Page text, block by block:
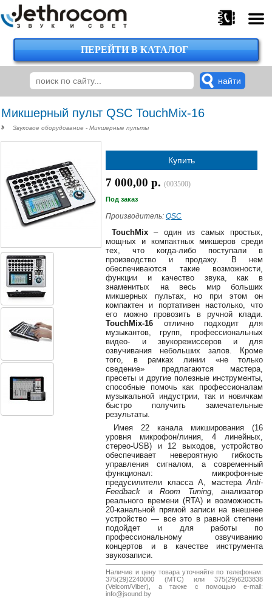
375
224-
00-
375
29
620-
38-
38
8
0162
25-
38
jsound.by
jsoundby
Наши
группы
в
соцсетях:
ПЕРЕЙТИ В КАТАЛОГ
Микшерный пульт QSC TouchMix-16
Звуковое оборудование - Микшерные пульты
Купить
7 000,00 р.(003500)
Под заказ
Производитель:QSC
TouchMix– один из самых простых,
мощных и компактных микшеров среди
тех, что когда-либо поступали в
производство и продажу. В нем
обеспечиваются такие возможности,
функции и качество звука, как в
знаменитых на весь мир больших
микшерных пультах, но при этом он
компактен и портативен настолько, что
его можно провозить в ручной клади.
TouchMix-16 отлично подходит для
музыкантов, групп, профессиональных
видео- и звукорежиссеров и для
озвучивания небольших залов. Кроме
того, в рамках линии «не только
сведение» предлагаются мастера,
пресеты и другие полезные инструменты,
способные помочь как профессионалам
музыкальной индустрии, так и новичкам
быстро получить замечательные
результаты.
Имея 22 канала микширования (16
уровня микрофон/линия, 4 линейных,
стерео-USB) и 12 выходов, устройство
обеспечивает невероятную гибкость
управления сигналом, а современный
функционал: микрофонные
предусилители класса A, мастераAnti-
Feedback иRoom Tuning, анализатор
реального времени (RTA) и возможность
20-канальной прямой записи на внешнее
устройство — все это в равной степени
подойдет и для работы по
профессиональному озвучиванию
концертов и в качестве инструмента
звукозаписи.
Наличие и цену товара уточняйте по телефонам:
375(29)2240000 (МТС) или 375(29)6203838
(Velcom/Viber), а также с помощью e-mail:
info@jsound.by